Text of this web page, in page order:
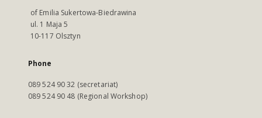
of Emilia Sukertowa-Biedrawina
ul. 1 Maja 5
10-117 Olsztyn
Phone
089 524 90 32 (secretariat)
089 524 90 48 (Regional Workshop)